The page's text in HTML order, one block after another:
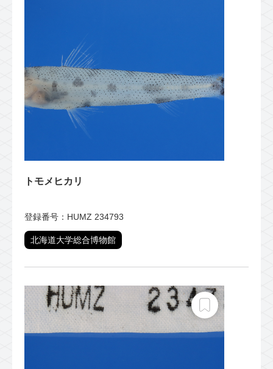
トモメヒカリ
登録番号：HUMZ 234793
北海道大学総合博物館